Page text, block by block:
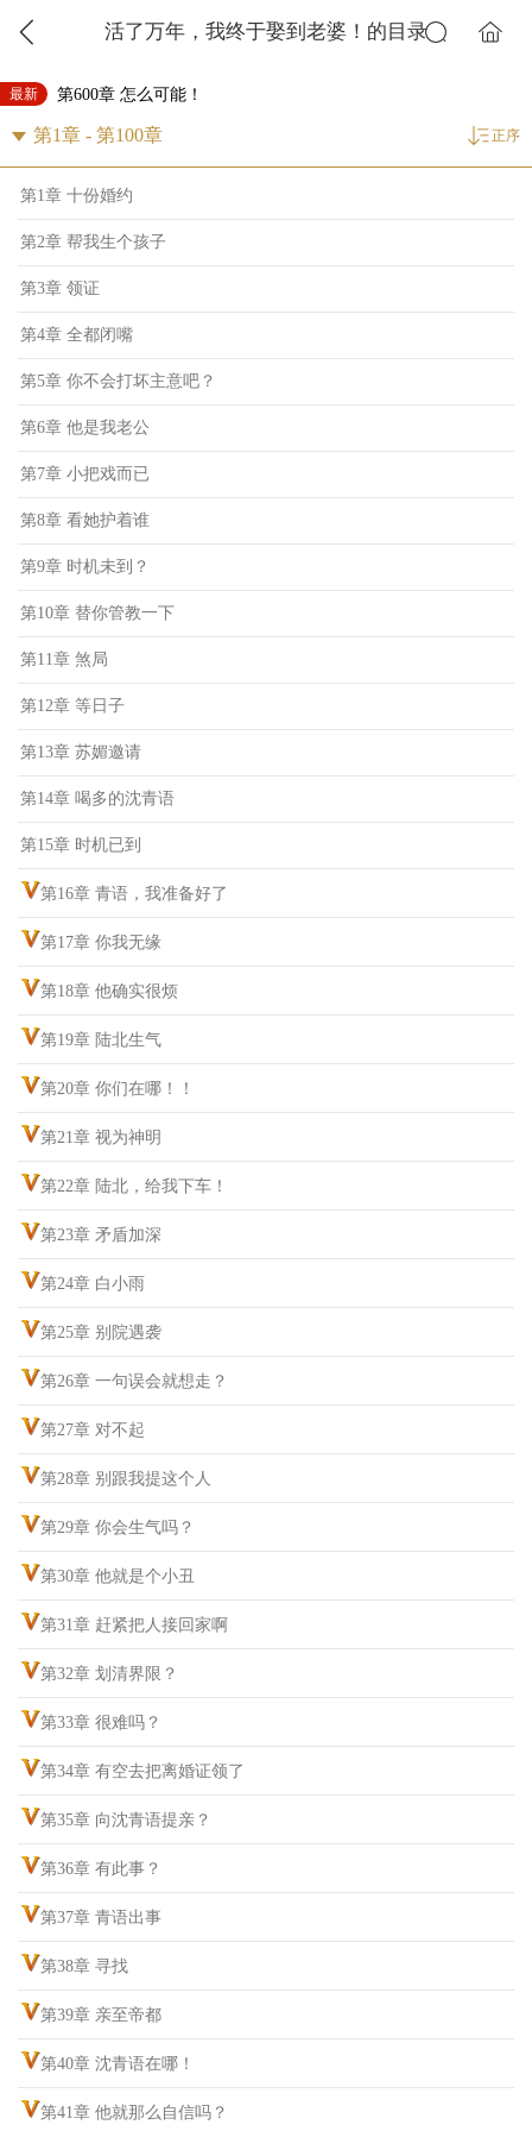
活了万年，我终于娶到老婆！的目录
最新 第600章 怎么可能！
正序
第1章 十份婚约
第2章 帮我生个孩子
第3章 领证
第4章 全都闭嘴
第5章 你不会打坏主意吧？
第6章 他是我老公
第7章 小把戏而已
第8章 看她护着谁
第9章 时机未到？
第10章 替你管教一下
第11章 煞局
第12章 等日子
第13章 苏媚邀请
第14章 喝多的沈青语
第15章 时机已到
第16章 青语，我准备好了
第17章 你我无缘
第18章 他确实很烦
第19章 陆北生气
第20章 你们在哪！！
第21章 视为神明
第22章 陆北，给我下车！
第23章 矛盾加深
第24章 白小雨
第25章 别院遇袭
第26章 一句误会就想走？
第27章 对不起
第28章 别跟我提这个人
第29章 你会生气吗？
第30章 他就是个小丑
第31章 赶紧把人接回家啊
第32章 划清界限？
第33章 很难吗？
第34章 有空去把离婚证领了
第35章 向沈青语提亲？
第36章 有此事？
第37章 青语出事
第38章 寻找
第39章 亲至帝都
第40章 沈青语在哪！
第41章 他就那么自信吗？